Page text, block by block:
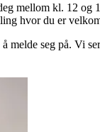
mellom kl. 12
hvor du er
melde seg på. Vi